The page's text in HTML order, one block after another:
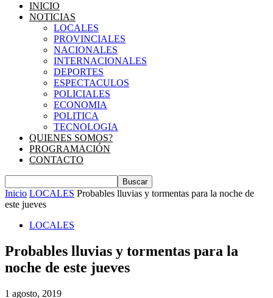
INICIO
NOTICIAS
LOCALES
PROVINCIALES
NACIONALES
INTERNACIONALES
DEPORTES
ESPECTACULOS
POLICIALES
ECONOMIA
POLITICA
TECNOLOGIA
QUIENES SOMOS?
PROGRAMACIÓN
CONTACTO
Inicio LOCALES Probables lluvias y tormentas para la noche de
este jueves
LOCALES
Probables lluvias y tormentas para la
noche de este jueves
1 agosto, 2019